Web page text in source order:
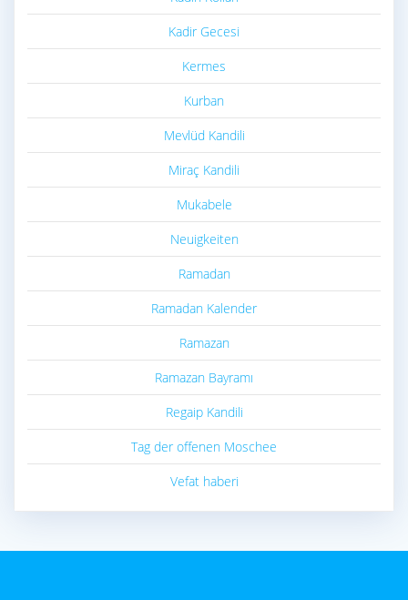
Kadir Gecesi
Kermes
Kurban
Mevlüd Kandili
Miraç Kandili
Mukabele
Neuigkeiten
Ramadan
Ramadan Kalender
Ramazan
Ramazan Bayramı
Regaip Kandili
Tag der offenen Moschee
Vefat haberi